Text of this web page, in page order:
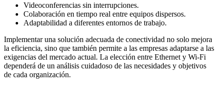
Videoconferencias sin interrupciones.
Colaboración en tiempo real entre equipos dispersos.
Adaptabilidad a diferentes entornos de trabajo.
Implementar una solución adecuada de conectividad no solo mejora
la eficiencia, sino que también permite a las empresas adaptarse a las
exigencias del mercado actual. La elección entre Ethernet y Wi-Fi
dependerá de un análisis cuidadoso de las necesidades y objetivos
de cada organización.